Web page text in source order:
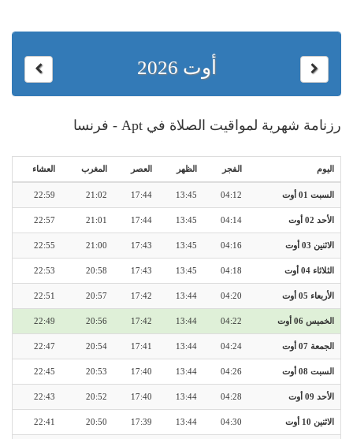
أوت 2026
رزنامة شهرية لمواقيت الصلاة في Apt - فرنسا
اليوم الفجر الظهر العصر المغرب العشاء
السبت 01 أوت 04:12
13:45
17:44
21:02
22:59
الأحد 02 أوت 04:14
13:45
17:44
21:01
22:57
الاثنين 03 أوت 04:16
13:45
17:43
21:00
22:55
الثلاثاء 04 أوت 04:18
13:45
17:43
20:58
22:53
الأربعاء 05 أوت 04:20
13:44
17:42
20:57
22:51
الخميس 06 أوت 04:22
13:44
17:42
20:56
22:49
الجمعة 07 أوت 04:24
13:44
17:41
20:54
22:47
السبت 08 أوت 04:26
13:44
17:40
20:53
22:45
الأحد 09 أوت 04:28
13:44
17:40
20:52
22:43
الاثنين 10 أوت 04:30
13:44
17:39
20:50
22:41